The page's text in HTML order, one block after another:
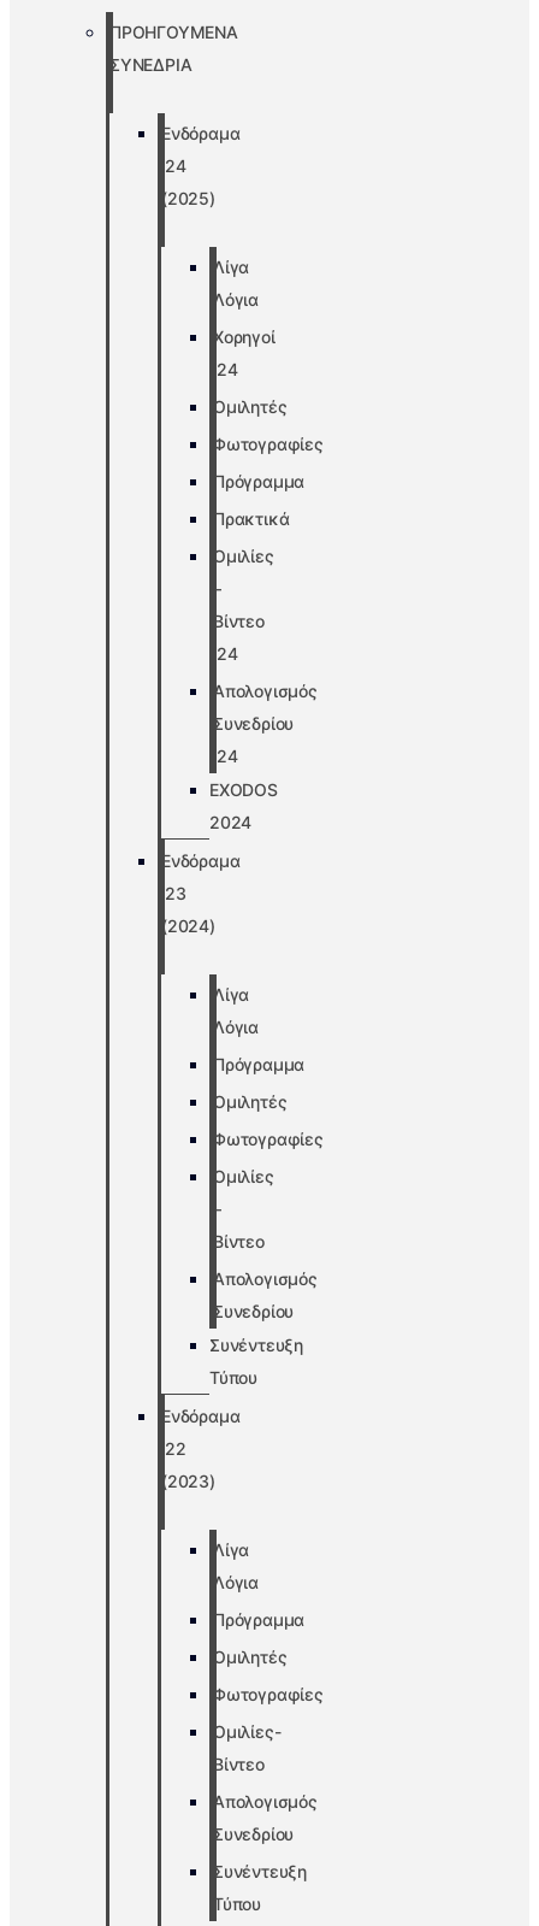
ΠΡΟΗΓΟΥΜΕΝΑ
ΣΥΝΕΔΡΙΑ
Ενδόραμα
’24
(2025)
Λίγα
Λόγια
Χορηγοί
’24
Ομιλητές
Φωτογραφίες
Πρόγραμμα
Πρακτικά
Ομιλίες
–
Βίντεο
’24
Απολογισμός
Συνεδρίου
’24
EXODOS
2024
Ενδόραμα
’23
(2024)
Λίγα
Λόγια
Πρόγραμμα
Ομιλητές
Φωτογραφίες
Ομιλίες
–
Βίντεο
Απολογισμός
Συνεδρίου
Συνέντευξη
Τύπου
Ενδόραμα
’22
(2023)
Λίγα
Λόγια
Πρόγραμμα
Ομιλητές
Φωτογραφίες
Ομιλίες-
Βίντεο
Απολογισμός
Συνεδρίου
Συνέντευξη
Τύπου